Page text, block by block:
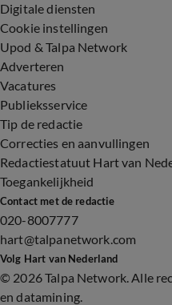
Digitale diensten
Cookie instellingen
Upod & Talpa Network
Adverteren
Vacatures
Publieksservice
Tip de redactie
Correcties en aanvullingen
Redactiestatuut Hart van
Toegankelijkheid
Contact met de redactie
020-8007777
hart@talpanetwork.com
Volg Hart van Nederland
© 2026 Talpa Network. Alle
en datamining.